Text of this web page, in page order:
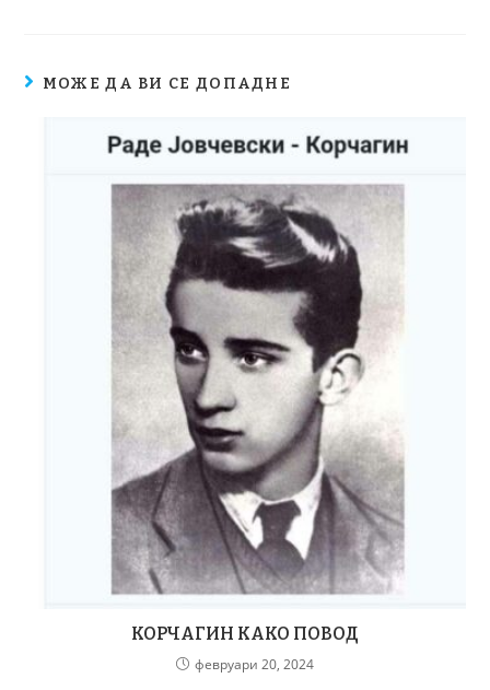
МОЖЕ ДА ВИ СЕ ДОПАДНЕ
КОРЧАГИН КАКО ПОВОД
февруари 20, 2024